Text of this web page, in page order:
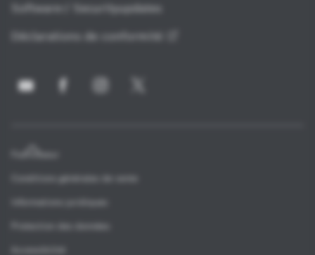
Software-/ Securityupdates
Déclarations de
conformité